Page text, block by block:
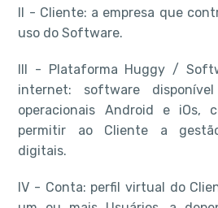
II - Cliente: a empresa que
uso do Software.
III - Plataforma Huggy /
internet: software
operacionais Android e iOs,
permitir ao Cliente a
digitais.
IV - Conta: perfil virtual do